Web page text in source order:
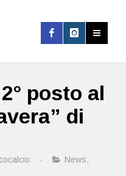
posto al
di
· News,